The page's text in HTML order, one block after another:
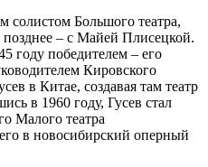
солистом Большого театра,
– с Майей Плисецкой.
году победителем – его
Кировского
в Китае, создавая там театр
в 1960 году, Гусев стал
Малого театра
в новосибирский оперный